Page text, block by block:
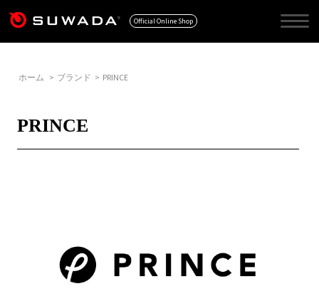
Official Online Shop
ホーム > ブランド > PRINCE
PRINCE